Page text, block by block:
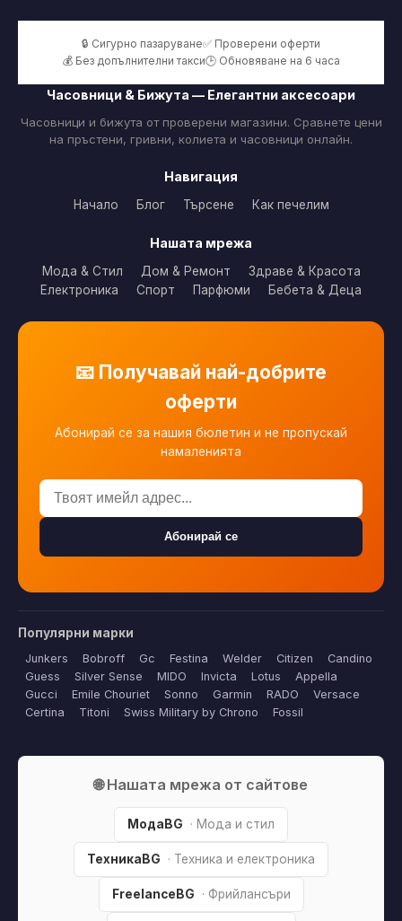
🔒 Сигурно пазаруване✅ Проверени оферти
💰 Без допълнителни такси🕒 Обновяване на 6 часа
Часовници & Бижута — Елегантни аксесоари
Часовници и бижута от проверени магазини. Сравнете цени
на пръстени, гривни, колиета и часовници онлайн.
Навигация
Начало Блог Търсене Как печелим
Нашата мрежа
Мода & Стил Дом & Ремонт
Здраве & Красота
Електроника
Спорт Парфюми Бебета & Деца
📧 Получавай най-добрите
оферти
Абонирай се за нашия бюлетин и не пропускай
намаленията
Абонирай се
Популярни марки
Junkers Bobroff Gc Festina Welder Citizen
Candino
Guess
Silver Sense MIDO Invicta Lotus
Appella
Gucci
Emile Chouriet Sonno Garmin RADO
Versace
Certina
Titoni Swiss Military by Chrono Fossil
🌐 Нашата мрежа от сайтове
МодаBG · Мода и стил
ТехникаBG · Техника и електроника
FreelanceBG · Фрийлансъри